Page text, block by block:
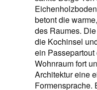
betont die
des Raumes.
die Kochinsel
ein
Wohnraum fort
Architektur eine
Formensprache.